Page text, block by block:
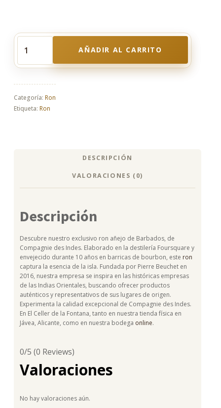
des
Ron
añejo
Barbados
AÑADIR AL CARRITO
Categoría: Ron
Etiqueta: Ron
DESCRIPCIÓN
VALORACIONES (0)
Descripción
Descubre nuestro exclusivo ron añejo de Barbados, de
Compagnie des Indes. Elaborado en la destilería Foursquare y
envejecido durante 10 años en barricas de bourbon, este ron
captura la esencia de la isla. Fundada por Pierre Beuchet en
2016, nuestra empresa se inspira en las históricas empresas
de las Indias Orientales, buscando ofrecer productos
auténticos y representativos de sus lugares de origen.
Experimenta la calidad excepcional de Compagnie des Indes.
En El Celler de la Fontana, tanto en nuestra tienda física en
Jávea, Alicante, como en nuestra bodega online.
0/5 (0 Reviews)
Valoraciones
No hay valoraciones aún.